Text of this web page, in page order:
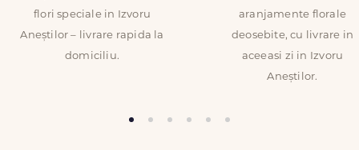
flori speciale in Izvoru
Aneștilor – livrare rapida la
domiciliu.
aranjamente florale
deosebite, cu livrare in
aceeasi zi in Izvoru
Aneștilor.